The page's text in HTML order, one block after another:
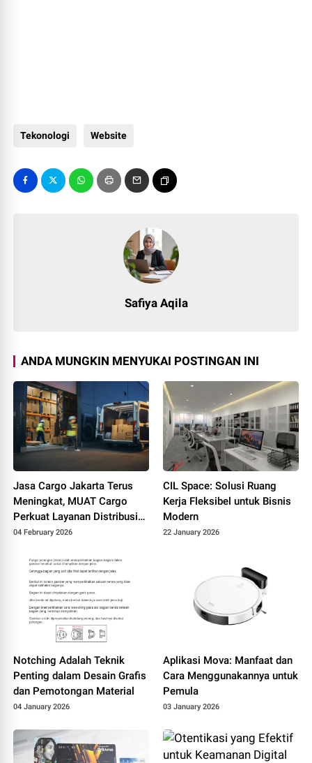
Tekonologi Website
Safiya Aqila
ANDA MUNGKIN MENYUKAI POSTINGAN INI
Jasa Cargo Jakarta Terus
Meningkat, MUAT Cargo
Perkuat Layanan Distribusi
Antar Kota dan Antar Pulau
04 February 2026
CIL Space: Solusi Ruang
Kerja Fleksibel untuk Bisnis
Modern
22 January 2026
Notching Adalah Teknik
Penting dalam Desain Grafis
dan Pemotongan Material
04 January 2026
Aplikasi Mova: Manfaat dan
Cara Menggunakannya untuk
Pemula
03 January 2026